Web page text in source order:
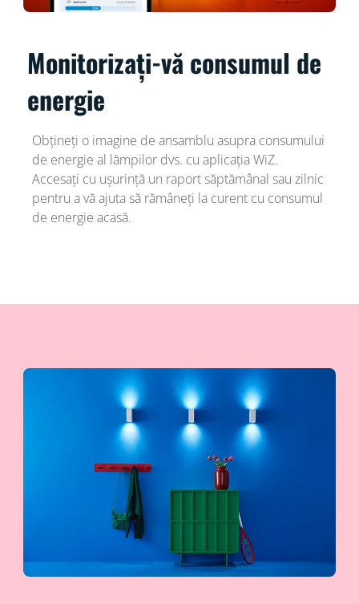
Monitorizați-vă consumul de
energie
Obțineți o imagine de ansamblu asupra consumului
de energie al lămpilor dvs. cu aplicația WiZ.
Accesați cu ușurință un raport săptămânal sau zilnic
pentru a vă ajuta să rămâneți la curent cu consumul
de energie acasă.